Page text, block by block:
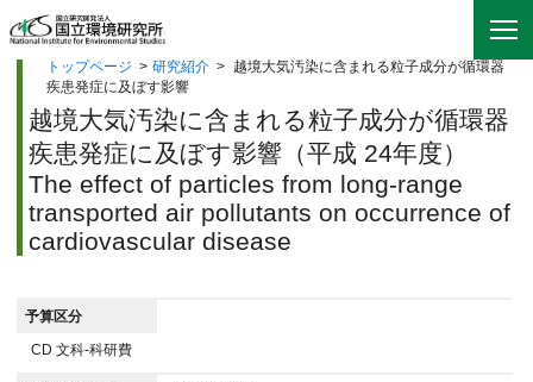
トップページ > 研究紹介 > 越境大気汚染に含まれる粒子成分が循環器
疾患発症に及ぼす影響
越境大気汚染に含まれる粒子成分が循環器
疾患発症に及ぼす影響（平成 24年度）
The effect of particles from long-range
transported air pollutants on occurrence of
cardiovascular disease
予算区分
CD 文科-科研費